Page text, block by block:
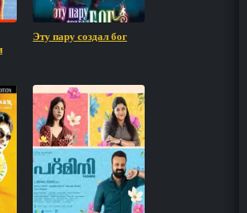
Эту пару создал бог